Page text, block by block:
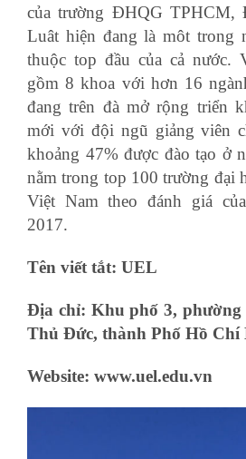
của trường ĐHQG
Luât hiện đang là môt trong
thuộc top đầu của cả nước.
gồm 8 khoa với hơn 16
đang trên đà mở rộng triển
mới với đội ngũ giảng viên
khoảng 47% được đào tạo ở
nằm trong top 100 trường đại
Việt Nam theo đánh giá
2017.
Tên viết tắt: UEL
Địa chỉ: Khu phố 3,
Thủ Đức, thành Phố Hồ Chí
Website: www.uel.edu.vn